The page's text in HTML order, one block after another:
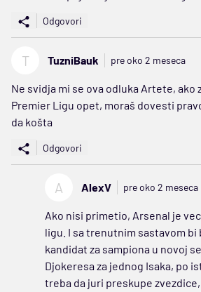
Odgovori
T TuzniBauk pre oko 2 meseca
Ne svidja mi se ova odluka Artete, ako
Premier Ligu opet, moraš dovesti
da košta
Odgovori
A AlexV pre oko 2 meseca
Ako nisi primetio, Arsenal je
ligu. I sa trenutnim sastavom bi
kandidat za sampiona u novoj
Djokeresa za jednog Isaka, po
treba da juri preskupe